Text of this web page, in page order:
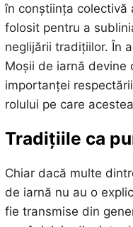
în conștiința colectivă
folosit pentru a
neglijării tradițiilor. În
Moșii de iarnă devine
importanței
rolului pe care
Tradițiile ca
Chiar dacă multe
de iarnă nu au o
fie transmise din